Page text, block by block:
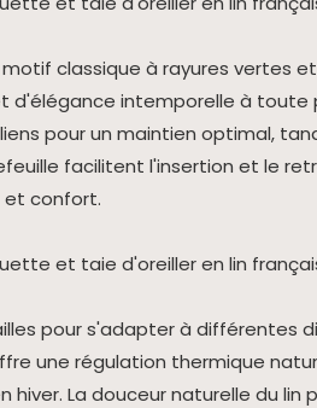
classique à rayures vertes
d'élégance intemporelle à toute
pour un maintien optimal,
facilitent l'insertion et le
et confort.
pour s'adapter à différentes
une régulation thermique
hiver. La douceur naturelle du lin